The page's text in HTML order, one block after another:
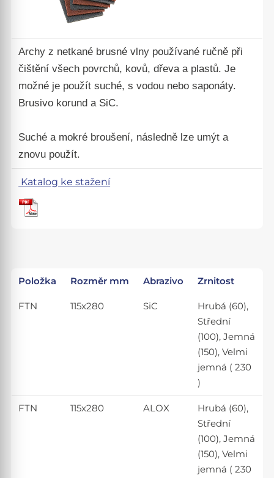
Archy z netkané brusné vlny používané ručně při
čištění všech povrchů, kovů, dřeva a plastů. Je
možné je použít suché, s vodou nebo saponáty.
Brusivo korund a SiC.
Suché a mokré broušení, následně lze umýt a
znovu použít.
Katalog ke stažení
Položka Rozměr mm Abrazivo Zrnitost
FTN 115x280 SiC
Hrubá (60),
Střední
(100), Jemná
(150), Velmi
jemná ( 230
)
FTN 115x280 ALOX
Hrubá (60),
Střední
(100), Jemná
(150), Velmi
jemná ( 230